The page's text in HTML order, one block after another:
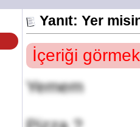
Yanıt: Yer
İçeriği
Yemem